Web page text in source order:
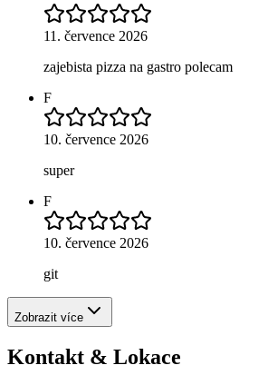
11. července 2026
zajebista pizza na gastro polecam
F
10. července 2026
super
F
10. července 2026
git
Zobrazit více
Kontakt & Lokace